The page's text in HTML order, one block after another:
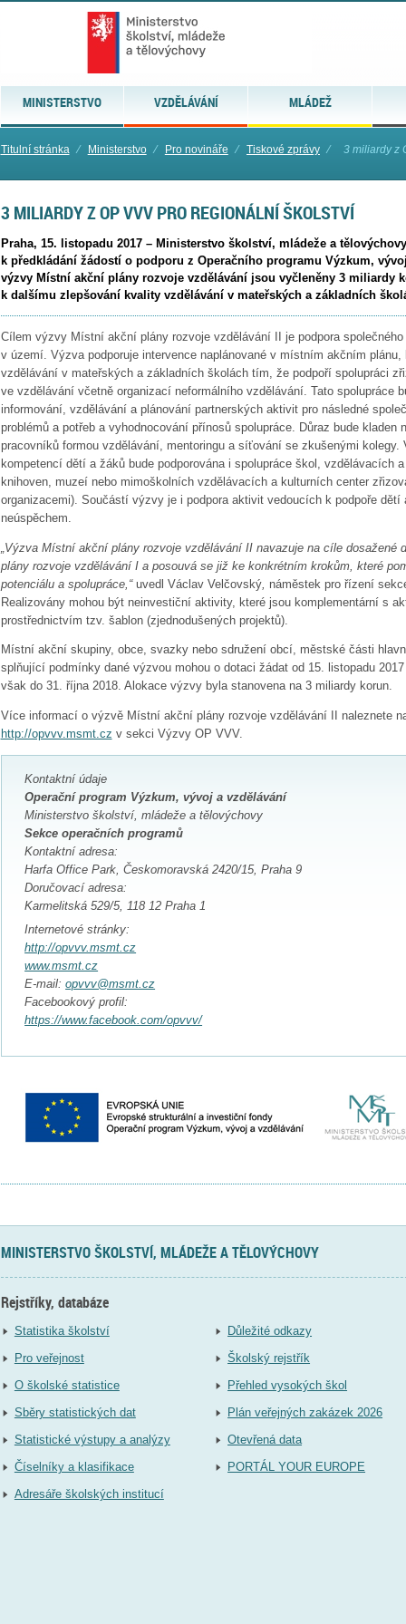
MINISTERSTVO VZDĚLÁVÁNÍ MLÁDEŽ
Titulní stránka ⁄ Ministerstvo ⁄ Pro novináře ⁄ Tiskové zprávy ⁄ 3 miliardy z
3 MILIARDY Z OP VVV PRO REGIONÁLNÍ ŠKOLSTVÍ
Praha, 15. listopadu 2017 – Ministerstvo školství, mládeže a
k předkládání žádostí o podporu z Operačního programu Výzkum,
výzvy Místní akční plány rozvoje vzdělávání jsou vyčleněny 3 miliardy
k dalšímu zlepšování kvality vzdělávání v mateřských a základních
Cílem výzvy Místní akční plány rozvoje vzdělávání II je podpora
v území. Výzva podporuje intervence naplánované v místním akčním
vzdělávání v mateřských a základních školách tím, že podpoří spolupráci
ve vzdělávání včetně organizací neformálního vzdělávání. Tato spolupráce
informování, vzdělávání a plánování partnerských aktivit pro následné
problémů a potřeb a vyhodnocování přínosů spolupráce. Důraz bude kladen
pracovníků formou vzdělávání, mentoringu a síťování se zkušenými
kompetencí dětí a žáků bude podporována i spolupráce škol, vzdělávacích
knihoven, muzeí nebo mimoškolních vzdělávacích a kulturních center
organizacemi). Součástí výzvy je i podpora aktivit vedoucích k podpoře dětí
neúspěchem.
„Výzva Místní akční plány rozvoje vzdělávání II navazuje na cíle
plány rozvoje vzdělávání I a posouvá se již ke konkrétním krokům, které
potenciálu a spolupráce,“uvedl Václav Velčovský, náměstek pro řízení
Realizovány mohou být neinvestiční aktivity, které jsou komplementární s
prostřednictvím tzv. šablon (zjednodušených projektů).
Místní akční skupiny, obce, svazky nebo sdružení obcí, městské části
splňující podmínky dané výzvou mohou o dotaci žádat od 15. listopadu
však do 31. října 2018. Alokace výzvy byla stanovena na 3 miliardy korun.
Více informací o výzvě Místní akční plány rozvoje vzdělávání II naleznete
http://opvvv.msmt.cz v sekci Výzvy OP VVV.
Kontaktní údaje
Operační program Výzkum, vývoj a vzdělávání
Ministerstvo školství, mládeže a tělovýchovy
Sekce operačních programů
Kontaktní adresa:
Harfa Office Park, Českomoravská 2420/15, Praha 9
Doručovací adresa:
Karmelitská 529/5, 118 12 Praha 1
Internetové stránky:
http://opvvv.msmt.cz
www.msmt.cz
E-mail:opvvv@msmt.cz
Facebookový profil:
https://www.facebook.com/opvvv/
MINISTERSTVO ŠKOLSTVÍ, MLÁDEŽE A TĚLOVÝCHOVY
Rejstříky, databáze
Statistika školství
Pro veřejnost
O školské statistice
Sběry statistických dat
Statistické výstupy a analýzy
Číselníky a klasifikace
Adresáře školských institucí
Důležité odkazy
Školský rejstřík
Přehled vysokých škol
Plán veřejných zakázek 2026
Otevřená data
PORTÁL YOUR EUROPE